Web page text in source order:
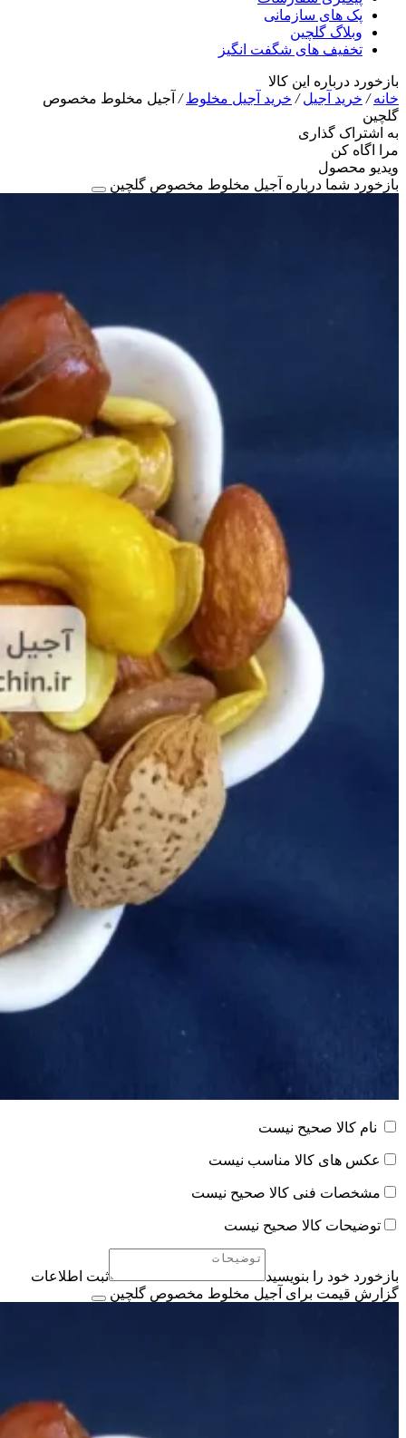
پک های سازمانی
وبلاگ گلچین
تخفیف های شگفت انگیز
بازخورد درباره این کالا
خانه/ خرید آجیل/ خرید آجیل مخلوط/ آجیل مخلوط مخصوص
گلچین
به اشتراک گذاری
مرا اگاه کن
ویدیو محصول
بازخورد شما درباره آجیل مخلوط مخصوص گلچین
نام کالا صحیح نیست
عکس های کالا مناسب نیست
مشخصات فنی کالا صحیح نیست
توضیحات کالا صحیح نیست
بازخورد خود را بنویسید
ثبت اطلاعات
گزارش قیمت برای آجیل مخلوط مخصوص گلچین